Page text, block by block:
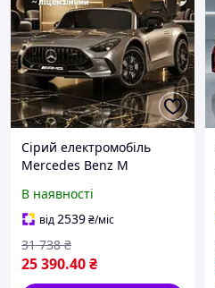
Сірий електромобіль
Mercedes Benz M
автофарбуванні, з
пультом, повний привід,
швидкість 10 км,
двомісний
В наявності
від2539₴/міс
25 390.40₴
31 738 ₴